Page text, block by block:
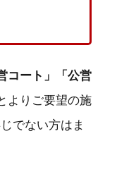
コート」「公営
よりご要望の施
でない方はま